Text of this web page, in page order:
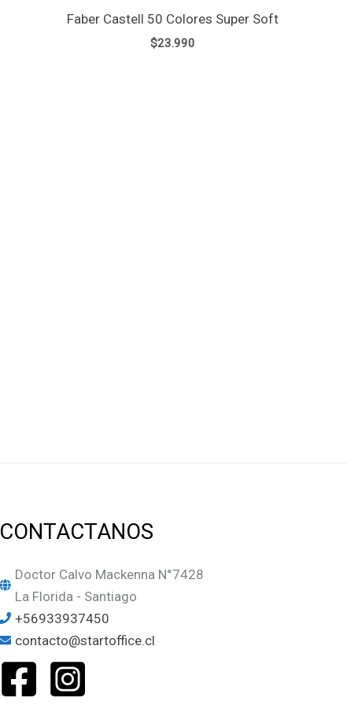
Faber Castell 50 Colores Super Soft
$23.990
CONTACTANOS
Doctor Calvo Mackenna N°7428
La Florida - Santiago
+56933937450
contacto@startoffice.cl